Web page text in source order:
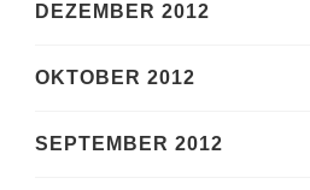
DEZEMBER 2012
OKTOBER 2012
SEPTEMBER 2012